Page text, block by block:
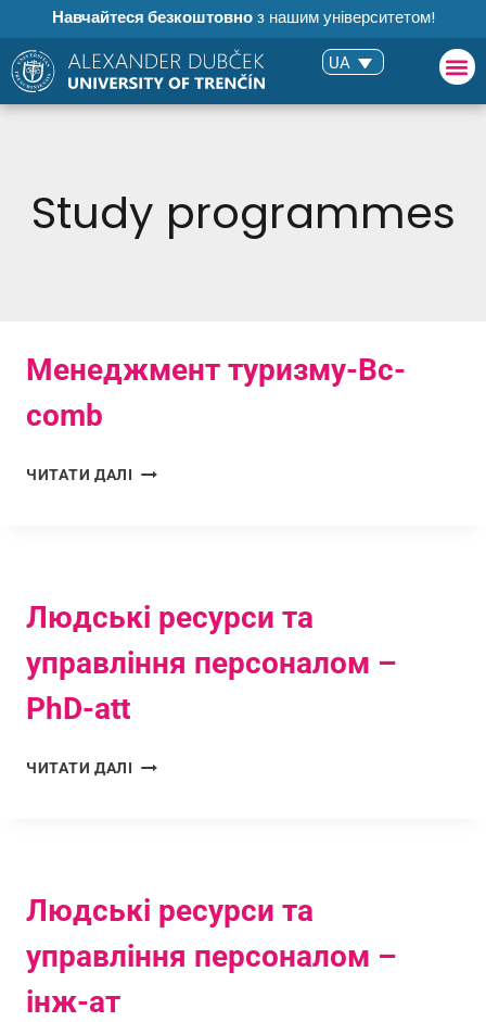
Навчайтеся безкоштовноз нашим університетом!
UA
Study programmes
Менеджмент туризму-Bc-
comb
ЧИТАТИ ДАЛІ
Людські ресурси та
управління персоналом –
PhD-att
ЧИТАТИ ДАЛІ
Людські ресурси та
управління персоналом –
інж-ат